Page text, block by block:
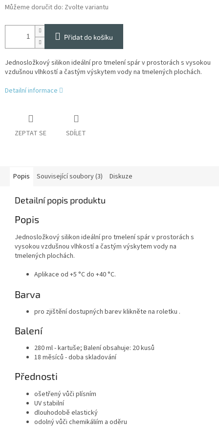
Můžeme doručit do: Zvolte variantu
Přidat do košíku
Jednosložkový silikon ideální pro tmelení spár v prostorách s vysokou
vzdušnou vlhkostí a častým výskytem vody na tmelených plochách.
Detailní informace
ZEPTAT SE SDÍLET
Popis Související soubory (3) Diskuze
Detailní popis produktu
Popis
Jednosložkový silikon ideální pro tmelení spár v prostorách s
vysokou vzdušnou vlhkostí a častým výskytem vody na
tmelených plochách.
Aplikace od +5 °C do +40 °C.
Barva
pro zjištění dostupných barev klikněte na roletku .
Balení
280 ml - kartuše; Balení obsahuje: 20 kusů
18 měsíců - doba skladování
Přednosti
ošetřený vůči plísním
UV stabilní
dlouhodobě elastický
odolný vůči chemikáliím a oděru